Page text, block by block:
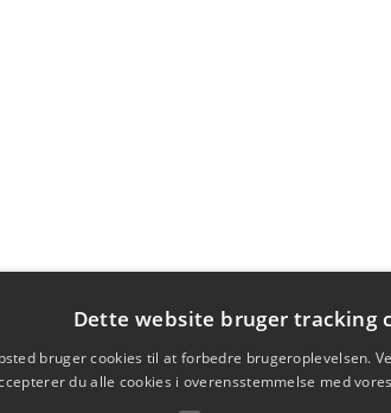
Dette website bruger tracking
bruger cookies til at forbedre brugeroplevelsen.
du alle cookies i overensstemmelse med